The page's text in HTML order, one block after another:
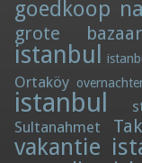
goedkoop
grote bazaar
istanbul
Ortaköy
istanbul
Sultanahmet
vakantie